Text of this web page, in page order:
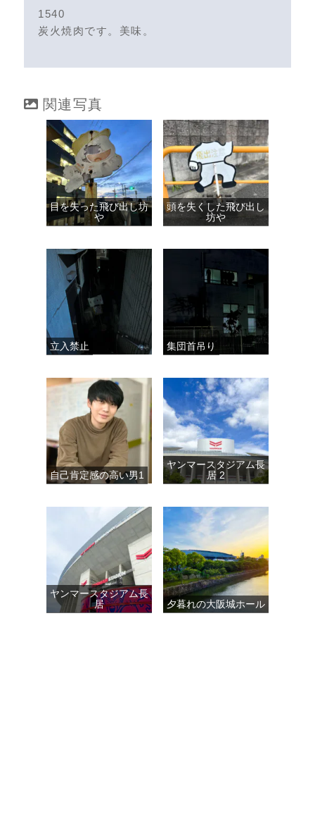
1540
炭火焼肉です。美味。
関連写真
目を失った飛び出し坊
や
頭を失くした飛び出し
坊や
立入禁止 集団首吊り
自己肯定感の高い男1
ヤンマースタジアム長
居 2
ヤンマースタジアム長
居
夕暮れの大阪城ホール